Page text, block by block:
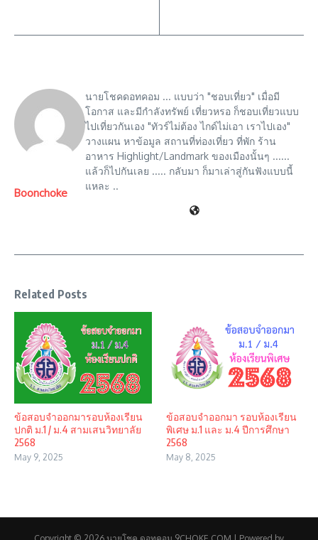
Boonchoke
นายโชคดอทคอม ... แบบว่า "ชอบเที่ยว" เมื่อมี
โอกาส และมีกำลังทรัพย์ เที่ยวหรอ ก็ชอบเที่ยวแบบ
ไปเที่ยวกันเอง "ทัวร์ไม่ต้อง ไกด์ไม่เอา เราไปเอง"
วางแผน หาข้อมูล สถานที่ท่องเที่ยว ที่พัก ร้าน
อาหาร Highlight/Landmark ของเมืองนั้นๆ ......
แล้วก็ไปกันเลย ..... กลับมา ก็มาเล่าสู่กันฟังแบบนี้
แหละ ..
Related Posts
ข้อสอบจำออกมารอบห้องเรียน
ปกติ ม.1 / ม.4 สามเสนวิทยาลัย
2568
May 9, 2025
ข้อสอบจำออกมา รอบห้องเรียน
พิเศษ ม.1 และ ม.4 ปีการศึกษา
2568
May 8, 2025